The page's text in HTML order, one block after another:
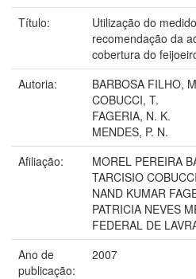
Título:
Utilização do
recomendação da
cobertura do
Autoria:
BARBOSA FILHO,
COBUCCI, T.
FAGERIA, N. K.
MENDES, P. N.
Afiliação:
MOREL PEREIRA
TARCISIO
NAND KUMAR
PATRICIA NEVES
FEDERAL DE
Ano de
publicação:
2007